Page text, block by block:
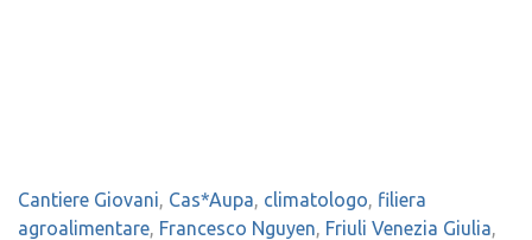
Cantiere Giovani, Cas*Aupa, climatologo, filiera
agroalimentare, Francesco Nguyen, Friuli Venezia Giulia,